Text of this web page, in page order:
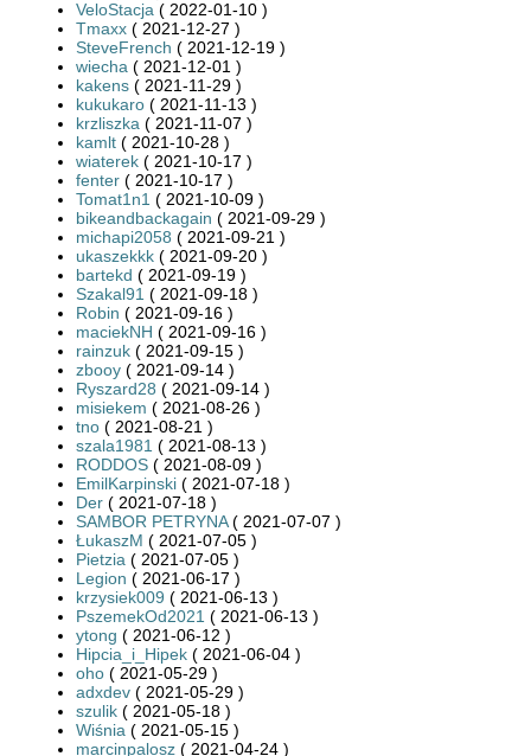
VeloStacja ( 2022-01-10 )
Tmaxx ( 2021-12-27 )
SteveFrench ( 2021-12-19 )
wiecha ( 2021-12-01 )
kakens ( 2021-11-29 )
kukukaro ( 2021-11-13 )
krzliszka ( 2021-11-07 )
kamlt ( 2021-10-28 )
wiaterek ( 2021-10-17 )
fenter ( 2021-10-17 )
Tomat1n1 ( 2021-10-09 )
bikeandbackagain ( 2021-09-29 )
michapi2058 ( 2021-09-21 )
ukaszekkk ( 2021-09-20 )
bartekd ( 2021-09-19 )
Szakal91 ( 2021-09-18 )
Robin ( 2021-09-16 )
maciekNH ( 2021-09-16 )
rainzuk ( 2021-09-15 )
zbooy ( 2021-09-14 )
Ryszard28 ( 2021-09-14 )
misiekem ( 2021-08-26 )
tno ( 2021-08-21 )
szala1981 ( 2021-08-13 )
RODDOS ( 2021-08-09 )
EmilKarpinski ( 2021-07-18 )
Der ( 2021-07-18 )
SAMBOR PETRYNA( 2021-07-07 )
ŁukaszM ( 2021-07-05 )
Pietzia ( 2021-07-05 )
Legion ( 2021-06-17 )
krzysiek009 ( 2021-06-13 )
PszemekOd2021 ( 2021-06-13 )
ytong ( 2021-06-12 )
Hipcia_i_Hipek ( 2021-06-04 )
oho ( 2021-05-29 )
adxdev ( 2021-05-29 )
szulik ( 2021-05-18 )
Wiśnia ( 2021-05-15 )
marcinpalosz ( 2021-04-24 )